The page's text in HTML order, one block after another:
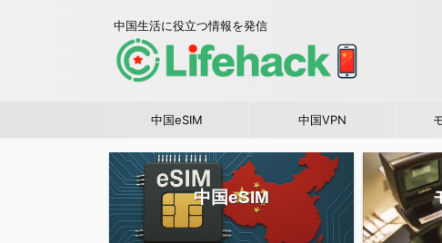
中国生活に役立つ情報を発信
中国eSIM 中国VPN
中国eSIM